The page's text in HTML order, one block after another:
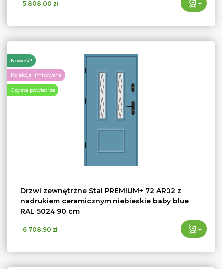
5 808,00 zł +
Nowość!
Kolekcja limitowana
Czyste powietrze
Drzwi zewnętrzne Stal PREMIUM+ 72 AR02 z
nadrukiem ceramicznym niebieskie baby blue
RAL 5024 90 cm
6 708,90 zł +